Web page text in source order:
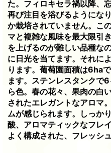
た。フィロキセラ禍以降、
再び注目を浴びるようにな
か栽培されていません。こ
マと複雑な風味を最大限引
を上げるのが難しい品種な
に日光を当てます。それに
ります。葡萄園面積は6ha
ます。ステンレスタンクで
ら色。春の花々、果肉の白
されたエレガントなアロマ
ムが感じられます。しっか
酸、アロマティックなフレ
よく構成された、フレッシ